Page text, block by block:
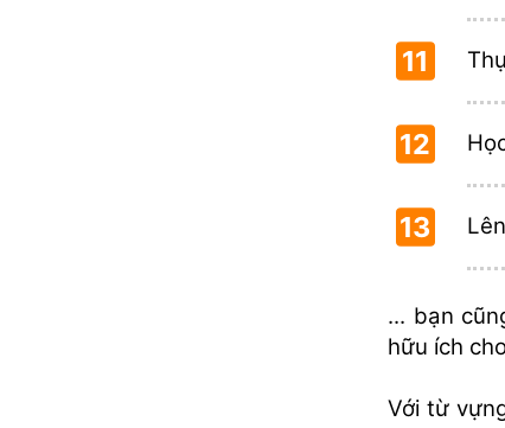
11
12
13
... bạn
hữu ích
Với từ